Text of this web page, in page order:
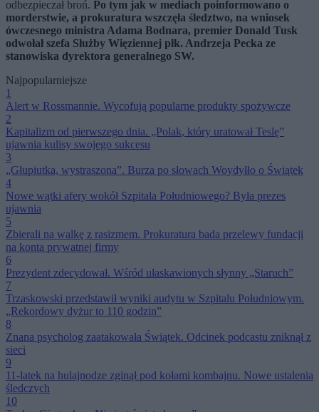
odbezpieczał broń. Po tym jak w mediach poinformowano o
morderstwie, a prokuratura wszczęła śledztwo, na wniosek
ówczesnego ministra Adama Bodnara, premier Donald Tusk
odwołał szefa Służby Więziennej płk. Andrzeja Pecka ze
stanowiska dyrektora generalnego SW.
Najpopularniejsze
1
Alert w Rossmannie. Wycofują popularne produkty spożywcze
2
Kapitalizm od pierwszego dnia. „Polak, który uratował Teslę”
ujawnia kulisy swojego sukcesu
3
„Głupiutka, wystraszona”. Burza po słowach Woydyłło o Świątek
4
Nowe wątki afery wokół Szpitala Południowego? Była prezes
ujawnia
5
Zbierali na walkę z rasizmem. Prokuratura bada przelewy fundacji
na konta prywatnej firmy
6
Prezydent zdecydował. Wśród ułaskawionych słynny „Staruch”
7
Trzaskowski przedstawił wyniki audytu w Szpitalu Południowym.
„Rekordowy dyżur to 110 godzin”
8
Znana psycholog zaatakowała Świątek. Odcinek podcastu zniknął z
sieci
9
11-latek na hulajnodze zginął pod kołami kombajnu. Nowe ustalenia
śledczych
10